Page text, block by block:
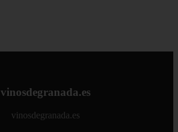
vinosdegranada.es
vinosdegranada.es